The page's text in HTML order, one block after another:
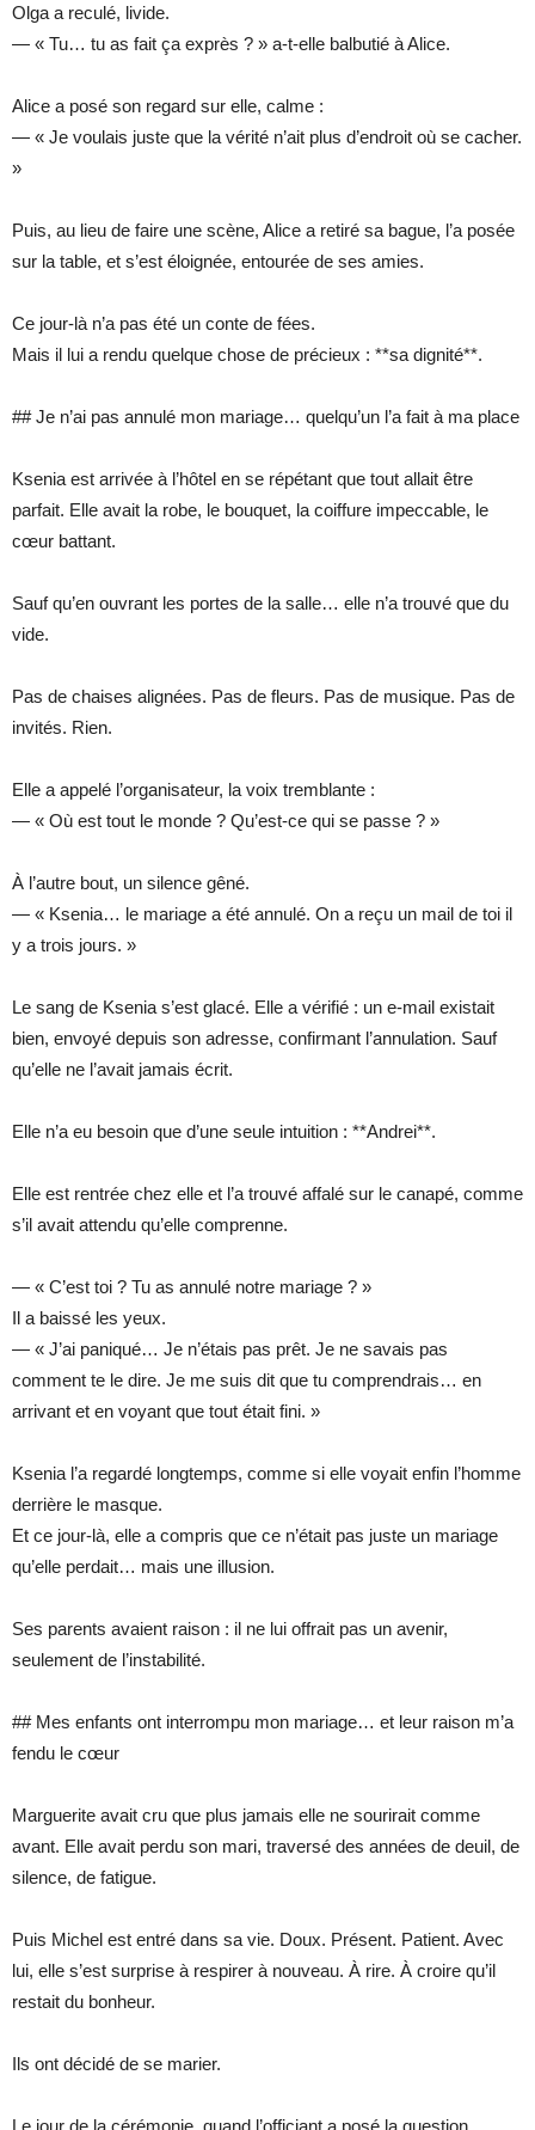
Olga a reculé, livide.
— « Tu… tu as fait ça exprès ? » a-t-elle balbutié à Alice.
Alice a posé son regard sur elle, calme :
— « Je voulais juste que la vérité n’ait plus d’endroit où se cacher.
»
Puis, au lieu de faire une scène, Alice a retiré sa bague, l’a posée
sur la table, et s’est éloignée, entourée de ses amies.
Ce jour-là n’a pas été un conte de fées.
Mais il lui a rendu quelque chose de précieux : **sa dignité**.
## Je n’ai pas annulé mon mariage… quelqu’un l’a fait à ma place
Ksenia est arrivée à l’hôtel en se répétant que tout allait être
parfait. Elle avait la robe, le bouquet, la coiffure impeccable, le
cœur battant.
Sauf qu’en ouvrant les portes de la salle… elle n’a trouvé que du
vide.
Pas de chaises alignées. Pas de fleurs. Pas de musique. Pas de
invités. Rien.
Elle a appelé l’organisateur, la voix tremblante :
— « Où est tout le monde ? Qu’est-ce qui se passe ? »
À l’autre bout, un silence gêné.
— « Ksenia… le mariage a été annulé. On a reçu un mail de toi il
y a trois jours. »
Le sang de Ksenia s’est glacé. Elle a vérifié : un e-mail existait
bien, envoyé depuis son adresse, confirmant l’annulation. Sauf
qu’elle ne l’avait jamais écrit.
Elle n’a eu besoin que d’une seule intuition : **Andrei**.
Elle est rentrée chez elle et l’a trouvé affalé sur le canapé, comme
s’il avait attendu qu’elle comprenne.
— « C’est toi ? Tu as annulé notre mariage ? »
Il a baissé les yeux.
— « J’ai paniqué… Je n’étais pas prêt. Je ne savais pas
comment te le dire. Je me suis dit que tu comprendrais… en
arrivant et en voyant que tout était fini. »
Ksenia l’a regardé longtemps, comme si elle voyait enfin l’homme
derrière le masque.
Et ce jour-là, elle a compris que ce n’était pas juste un mariage
qu’elle perdait… mais une illusion.
Ses parents avaient raison : il ne lui offrait pas un avenir,
seulement de l’instabilité.
## Mes enfants ont interrompu mon mariage… et leur raison m’a
fendu le cœur
Marguerite avait cru que plus jamais elle ne sourirait comme
avant. Elle avait perdu son mari, traversé des années de deuil, de
silence, de fatigue.
Puis Michel est entré dans sa vie. Doux. Présent. Patient. Avec
lui, elle s’est surprise à respirer à nouveau. À rire. À croire qu’il
restait du bonheur.
Ils ont décidé de se marier.
Le jour de la cérémonie, quand l’officiant a posé la question